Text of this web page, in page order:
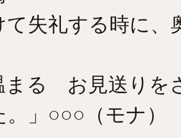
て失礼する時に
まる お見送り
。」○○○（モナ）